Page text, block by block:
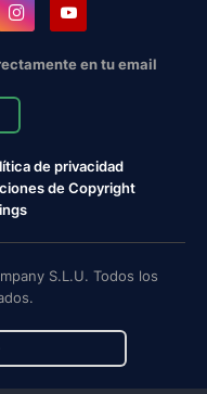
en tu email
de privacidad
de Copyright
S.L.U. Todos los